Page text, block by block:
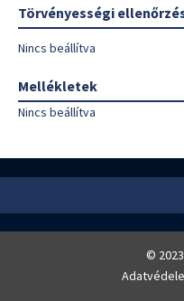
Törvényességi
Nincs beállítva
Mellékletek
Nincs beállítva
©